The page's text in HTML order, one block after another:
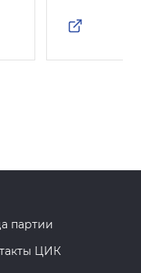
партии
ЦИК